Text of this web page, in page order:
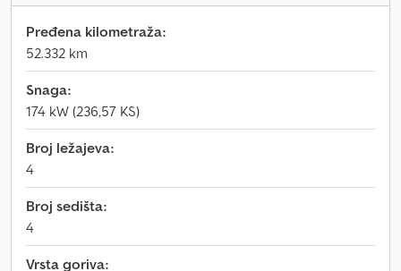
Pređena kilometraža:
52.332 km
Snaga:
174 kW (236,57 KS)
Broj ležajeva:
4
Broj sedišta:
4
Vrsta goriva: